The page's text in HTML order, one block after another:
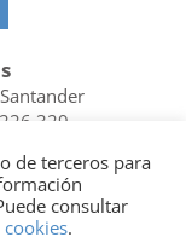
329
de
de terceros para
consultar
.